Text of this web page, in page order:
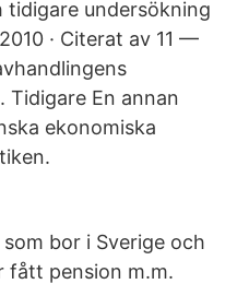
tidigare undersökning
· Citerat av 11 —
Tidigare En annan
ekonomiska
som bor i Sverige och
fått pension m.m.